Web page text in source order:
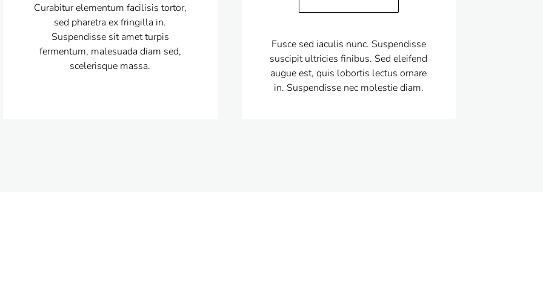
Curabitur elementum facilisis tortor,
sed pharetra ex fringilla in.
Suspendisse sit amet turpis
fermentum, malesuada diam sed,
scelerisque massa.
Fusce sed iaculis nunc. Suspendisse
suscipit ultricies finibus. Sed eleifend
augue est, quis lobortis lectus ornare
in. Suspendisse nec molestie diam.